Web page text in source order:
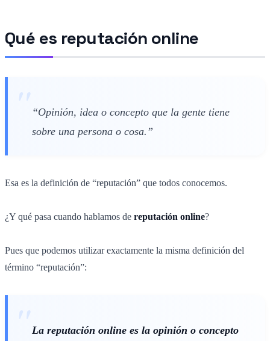
Qué es reputación online
“Opinión, idea o concepto que la gente tiene
sobre una persona o cosa.”
Esa es la definición de “reputación” que todos conocemos.
¿Y qué pasa cuando hablamos de reputación online?
Pues que podemos utilizar exactamente la misma definición del
término “reputación”:
La reputación online es la opinión o concepto